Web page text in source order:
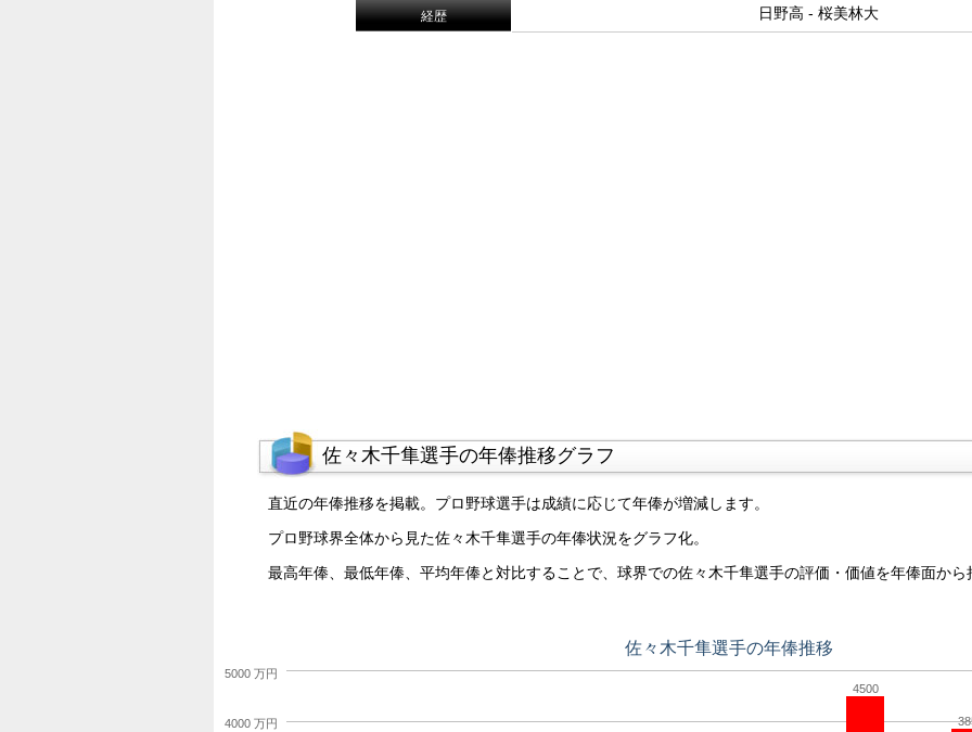
経歴 日野高 - 桜美林大
佐々木千隼選手の年俸推移グラフ
直近の年俸推移を掲載。プロ野球選手は成績に応じて年俸が増減します。
プロ野球界全体から見た佐々木千隼選手の年俸状況をグラフ化。
最高年俸、最低年俸、平均年俸と対比することで、球界での佐々木千隼選手の評価・価値を年俸面か
佐々木千隼選手の年俸推移
4500
4000 万円
5000 万円